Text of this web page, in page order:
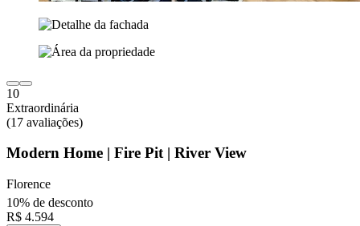
10
Extraordinária
(17 avaliações)
Modern Home | Fire Pit | River View
Florence
10% de desconto
R$ 4.594